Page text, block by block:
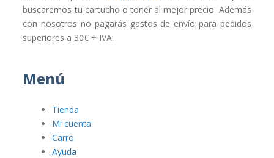
buscaremos tu cartucho o toner al mejor precio. Además
con nosotros no pagarás gastos de envío para pedidos
superiores a 30€ + IVA.
Menú
Tienda
Mi cuenta
Carro
Ayuda